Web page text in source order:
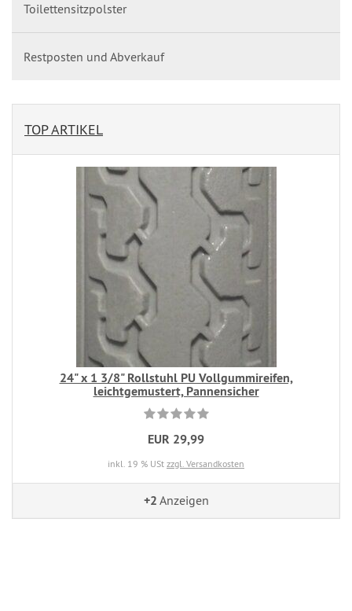
Toilettensitzpolster
Restposten und Abverkauf
TOP ARTIKEL
24" x 1 3/8" Rollstuhl PU Vollgummireifen,
leichtgemustert, Pannensicher
EUR 29,99
inkl. 19 % USt zzgl. Versandkosten
+2 Anzeigen